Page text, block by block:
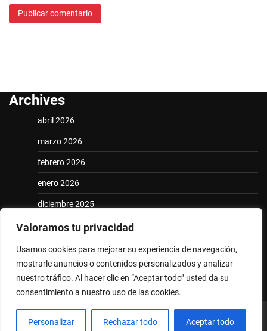
Valoramos tu privacidad
Usamos cookies para mejorar su experiencia de navegación,
mostrarle anuncios o contenidos personalizados y analizar
nuestro tráfico. Al hacer clic en “Aceptar todo” usted da su
consentimiento a nuestro uso de las cookies.
Personalizar Rechazar todo Aceptar todo
Archives
abril 2026
marzo 2026
febrero 2026
enero 2026
diciembre 2025
noviembre 2025
Categories
Uncategorized
Copyright © 2026 elconcordiense.com
Theme: National